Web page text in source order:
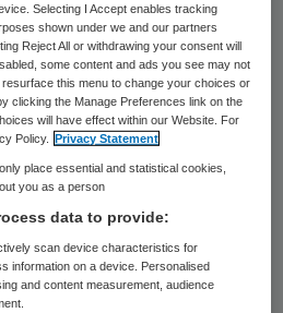
nettoresultaat
Selecting I Accept enables tracking
shown under we and our partners
Reject All or withdrawing your consent will
some content and ads you see may not
this menu to change your choices or
clicking the Manage Preferences link on the
will have effect within our Website. For
Policy.
Privacy Statement
place essential and statistical cookies,
you as a person
data to provide:
scan device characteristics for
information on a device. Personalised
and content measurement, audience